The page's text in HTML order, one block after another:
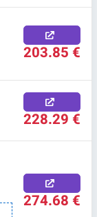
203.85 €
228.29 €
274.68 €